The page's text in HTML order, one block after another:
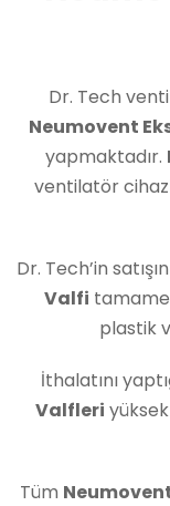
Dr. Tech
Neumovent
yapmaktadır.
ventilatör
Dr. Tech’in
Valfi
plastik
İthalatını
Valfleri
Tüm